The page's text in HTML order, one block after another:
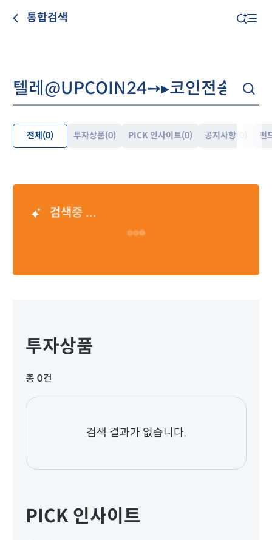
통합검색
전체 (0) 투자상품(0) PICK 인사이트(0) 공지사항 펀
검색중 ...
Loading…
투자상품
총 0건
검색 결과가 없습니다.
PICK 인사이트